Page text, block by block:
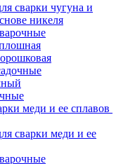
сварки чугуна и
никеля
меди и ее сплавов
сварки меди и ее